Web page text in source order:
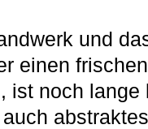
und
einen
ist noch